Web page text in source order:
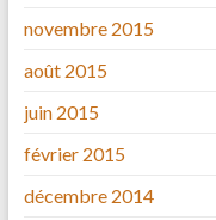
novembre 2015
août 2015
juin 2015
février 2015
décembre 2014